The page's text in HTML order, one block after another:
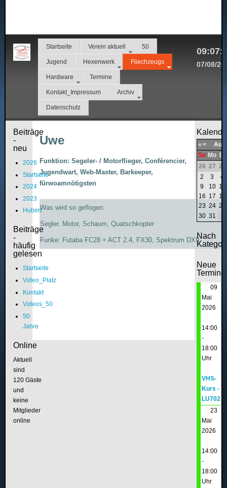
Startseite Verein aktuell 50
Jugend Hexenwerk Fliechzeugs
Hardware Termine
Kontakt_Impressum Archiv
Datenschutz
07/08/
Uwe
Funktion: Segeler- / Motorflieger, Conférencier,
Jugendwart, Web-Master, Barkeeper,
fürwoamnötigsten
Was wird so geflogen:
Segler, Motor, Schaum, Quatschkopter
Funke: Futaba FC28 + ACT 2.4, FX30, Spektrum DX9
Beiträge
-
neu
2026
Startseite
2024
2023
Hubert
Beiträge
-
häufig
gelesen
Startseite
Video_Platz
Kontakt
Videos_50
50
Jahre
Online
Aktuell
sind
120 Gäste
und
keine
Mitglieder
online
« <
So Mo Di
26 27 28
2
3
4
9
10 11
16 17 18
23 24 25
30 31 1
Nach
Neue
Termine
09
Mai
2026
14:00
-
18:00
Uhr
VHS-
Kurs -
LU702
23
Mai
2026
14:00
-
18:00
Uhr